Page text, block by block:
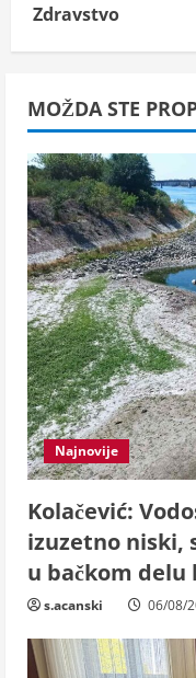
Zdravstvo
MOŽDA STE
Najnovije
Kolačević:
izuzetno niski,
u bačkom delu
s.acanski 06/08/